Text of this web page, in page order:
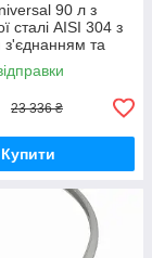
90 л з
сталі AISI 304 з
та
замком для
23 336 ₴
Купити